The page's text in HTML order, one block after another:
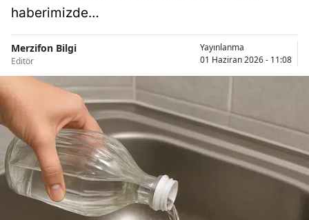
haberimizde…
Merzifon Bilgi
Editör
Yayınlanma
01 Haziran 2026 - 11:08